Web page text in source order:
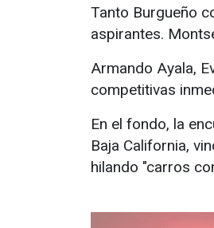
Tanto Burgueño
aspirantes.
Armando Ayala,
competitivas
En el fondo, la
Baja California,
hilando "carros